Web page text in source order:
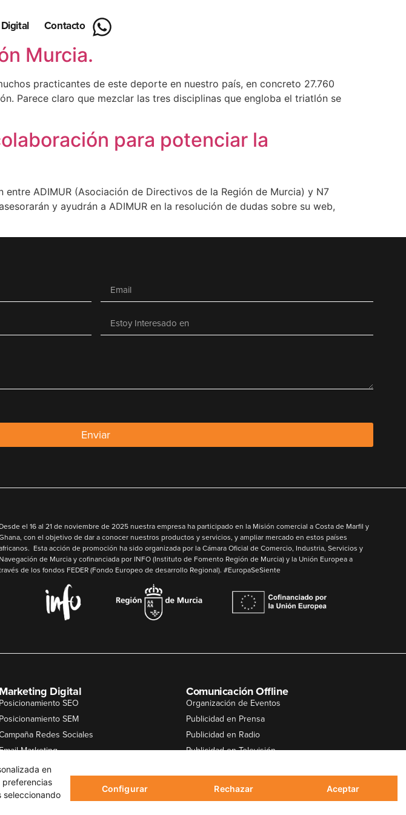
Contacto
Murcia.
practicantes de este deporte en nuestro país, en concreto 27.760
Parece claro que mezclar las tres disciplinas que engloba el triatlón se
para potenciar la
ADIMUR (Asociación de Directivos de la Región de Murcia) y N7
y ayudrán a ADIMUR en la resolución de dudas sobre su web,
Enviar
Desde el 16 al 21 de noviembre de 2025 nuestra empresa ha participado en la Misión comercial a Costa de Marfil y
, con el objetivo dedar a conocer nuestros productos y servicios, y ampliar mercado en estos países
Esta acción de promoción ha sido organizada por la Cámara Oficial de Comercio, Industria, Servicios y
Navegación de Murcia y cofinanciada por INFO(Instituto de Fomento Región de Murcia) y la Unión Europeaa
de los fondos FEDER(Fondo Europeo de desarrollo Regional). #EuropaSeSiente
Marketing Digital
Posicionamiento SEO
Posicionamiento SEM
Redes Sociales
Marketing
de Display
Comunicación Offline
Organización de Eventos
Publicidad en Prensa
Publicidad en Radio
Publicidad en Televisión
en
seleccionando
Configurar Rechazar Aceptar